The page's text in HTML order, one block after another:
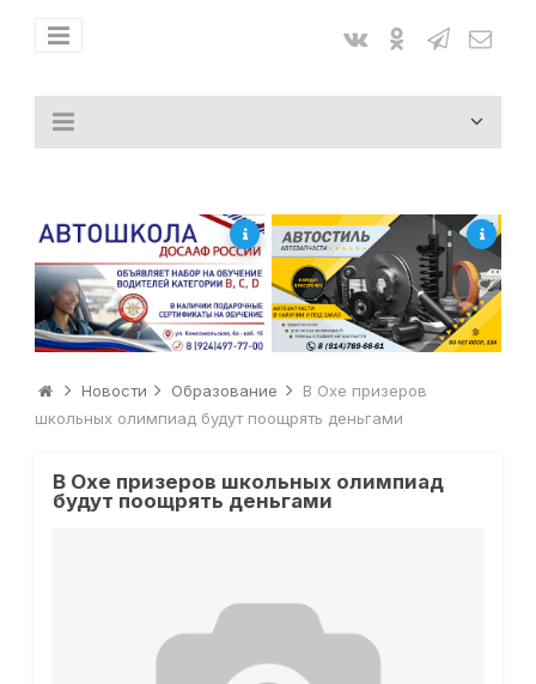
Новости Образование
В Охе призеров
школьных олимпиад будут поощрять деньгами
В Охе призеров школьных олимпиад
будут поощрять деньгами